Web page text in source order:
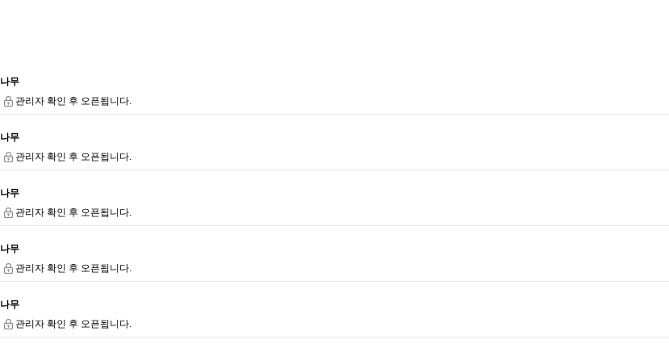
나무
관리자 확인 후 오픈됩니다.
나무
관리자 확인 후 오픈됩니다.
나무
관리자 확인 후 오픈됩니다.
나무
관리자 확인 후 오픈됩니다.
나무
관리자 확인 후 오픈됩니다.